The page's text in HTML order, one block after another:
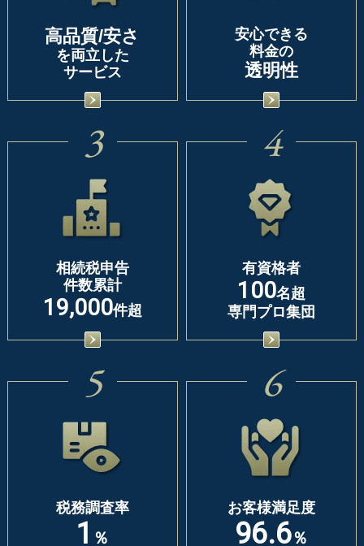
高品質/安さ
を両立した
サービス
安心できる
料金の
透明性
3
相続税申告
件数累計
19,000件超
4
有資格者
100名超
専門プロ集団
5
税務調査率
1 ％
6
お客様満足度
96.6％